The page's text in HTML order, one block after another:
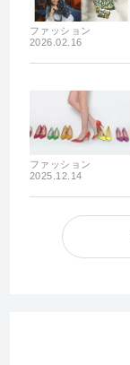
ファッション
2026.02.16
ファッション
2025.12.14